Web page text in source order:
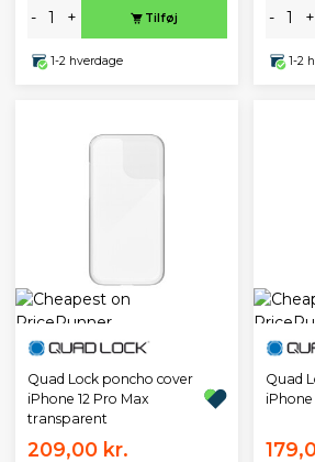
- + Tilføj
1-2 hverdage
- +
1-2
Quad Lock poncho cover
iPhone 12 Pro Max
transparent
209,00 kr.
Quad
iPhone